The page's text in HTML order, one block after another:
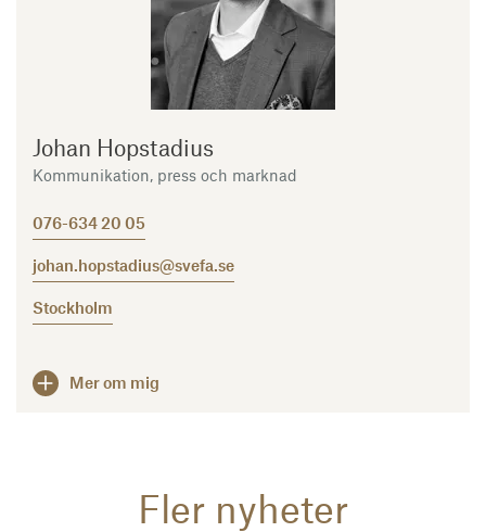
Johan Hopstadius
Kommunikation, press och marknad
076-634 20 05
johan.hopstadius@svefa.se
Stockholm
Mer om mig
Fler nyheter